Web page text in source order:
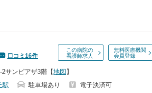
この病院の
看護師求人
無料医療機関
会員登録
口コミ 16件
サンピアザ3階 【地図 】
駅 駐車場あり
電子決済可